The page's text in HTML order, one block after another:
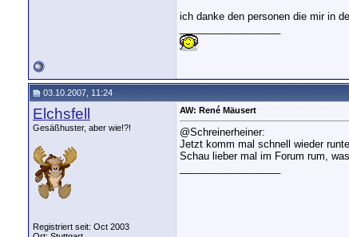
ich danke den personen die mir in
03.10.2007, 11:24
Elchsfell
Gesäßhuster, aber wie!?!
Registriert seit: Oct 2003
AW: René Mäusert
@Schreinerheiner:
Jetzt komm mal schnell wieder
Schau lieber mal im Forum rum,